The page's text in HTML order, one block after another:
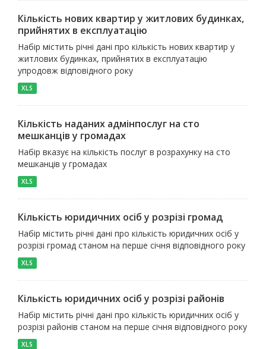
Кількість нових квартир у житлових будинках,
прийнятих в експлуатацію
Набір містить річні дані про кількість нових квартир у
житлових будинках, прийнятих в експлуатацію
упродовж відповідного року
XLS
Кількість наданих адмінпослуг на сто
мешканців у громадах
Набір вказує на кількість послуг в розрахунку на сто
мешканців у громадах
XLS
Кількість юридичних осіб у розрізі громад
Набір містить річні дані про кількість юридичних осіб у
розрізі громад станом на перше січня відповідного року
XLS
Кількість юридичних осіб у розрізі районів
Набір містить річні дані про кількість юридичних осіб у
розрізі районів станом на перше січня відповідного року
XLS